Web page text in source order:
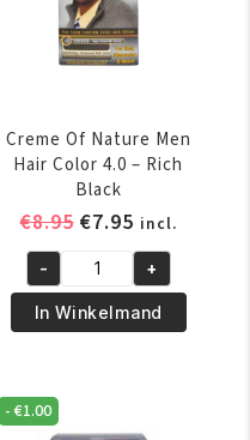
Creme Of Nature Men
Hair Color 4.0 – Rich
Black
€8.95 Oorspronkelijke
was:
€8.95.
€7.95Huidige
prijs
is:
€7.95.
incl.
Creme
Of
Nature
Hair
Color
- +
In Winkelmand
-€1.00